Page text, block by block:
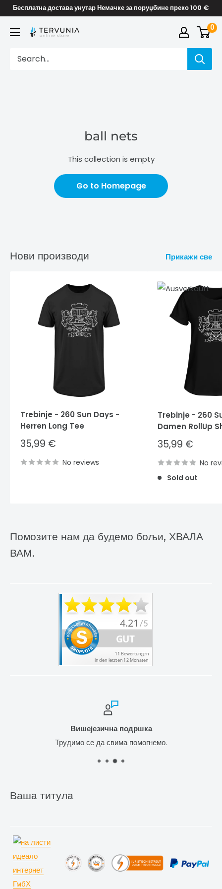
Skip
content
Бесплатна достава унутар Немачке за поруџбине преко 100 €
TERVUNIA
Stores
0
ball nets
This collection is empty
Go to Homepage
Нови производи Прикажи све
Trebinje - 260 Sun Days -
Herren Long Tee
Sale
price
35,99 €
No reviews
Trebinje - 260
Damen RollUp
Sale
price
35,99 €
No
Sold out
Помозите нам да будемо бољи, ХВАЛА
ВАМ.
Вишејезична подршка
Трудимо се да свима помогнемо.
Ваша титула